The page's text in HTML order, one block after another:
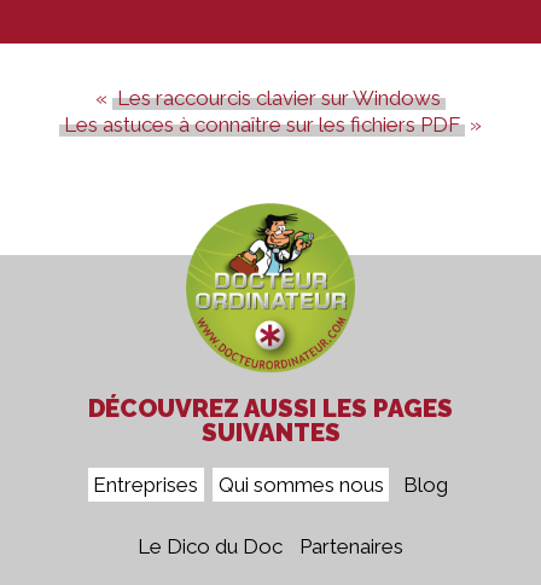
Les raccourcis clavier sur Windows
Les astuces à connaître sur les fichiers PDF
DÉCOUVREZ AUSSI LES PAGES
SUIVANTES
Entreprises Qui sommes nous Blog
Le Dico du Doc Partenaires